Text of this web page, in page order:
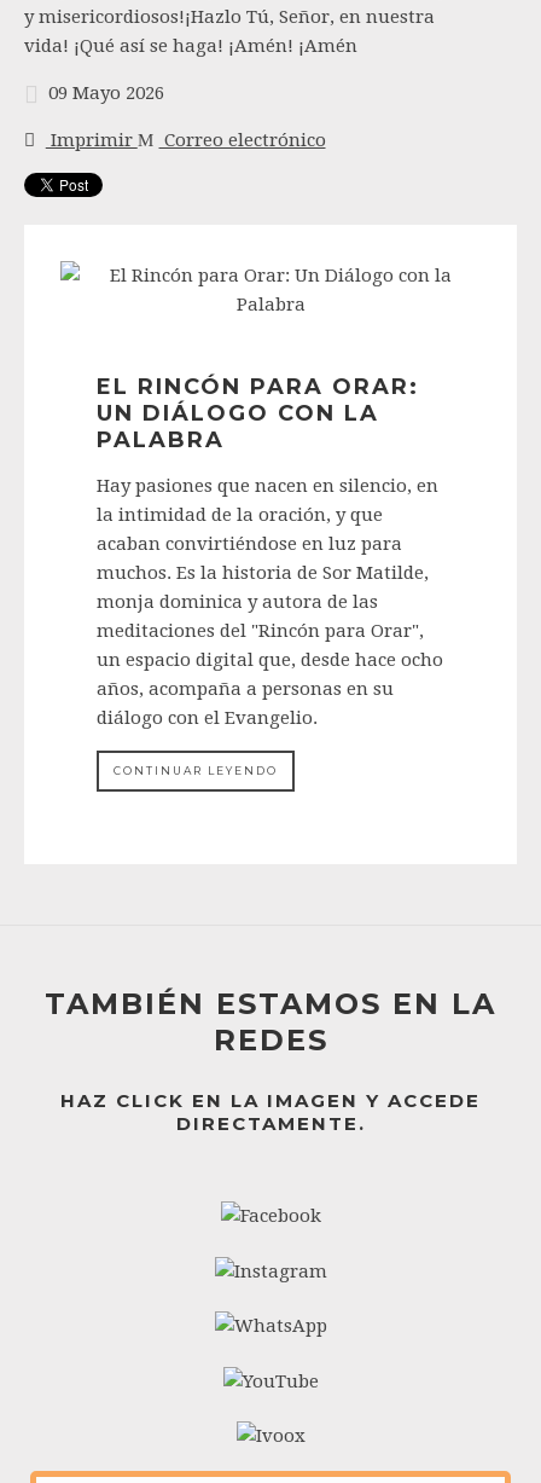
y misericordiosos!¡Hazlo Tú, Señor, en nuestra
vida! ¡Qué así se haga! ¡Amén! ¡Amén
09 Mayo 2026
Imprimir Correo electrónico
EL RINCÓN PARA ORAR:
UN DIÁLOGO CON LA
PALABRA
Hay pasiones que nacen en silencio, en
la intimidad de la oración, y que
acaban convirtiéndose en luz para
muchos. Es la historia de Sor Matilde,
monja dominica y autora de las
meditaciones del "Rincón para Orar",
un espacio digital que, desde hace ocho
años, acompaña a personas en su
diálogo con el Evangelio.
CONTINUAR LEYENDO
TAMBIÉN ESTAMOS EN LA
REDES
HAZ CLICK EN LA IMAGEN Y ACCEDE
DIRECTAMENTE.